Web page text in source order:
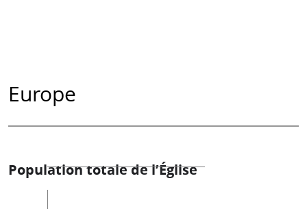
Europe
Population totale de l’Église